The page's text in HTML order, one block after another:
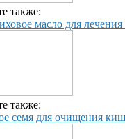
также:
масло для лечения
также:
семя для очищения